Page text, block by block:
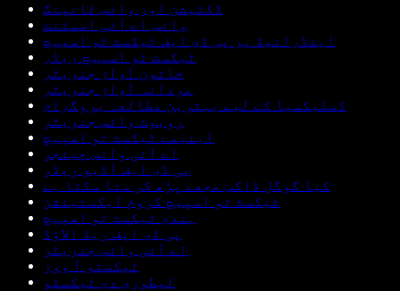
ڈکٹیشن اور وائس ٹائپنگ
وائس اے آئی اسسٹنٹ
اینڈرائیڈ پر پی ڈی ایف ٹیکسٹ ٹو اسپیچ
ٹیکسٹ ٹو اسپیچ ریڈر
خاتون آواز جنریٹر
مردانہ آواز جنریٹر
ڈسلیکسیا کے لیے بہترین مطالعہ پروگرام
روبوٹ وائس جنریٹر
اینیمے ٹیکسٹ ٹو اسپیچ
اے آئی وائس چینجر
پی ڈی ایف آڈیو ریڈر
کیا گوگل ڈاکس مجھے پڑھ کر سنا سکتا ہے
ٹیکسٹ ٹو اسپیچ کروم ایکسٹینشن
ہندی ٹیکسٹ ٹو اسپیچ
پی ڈی ایف ریڈ الاؤڈ
اے آئی وائس جنریٹر
ٹیکستو آ ووز
لیطوری دی ٹیکسٹو